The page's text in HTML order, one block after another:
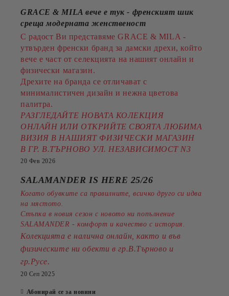
GRACE & MILA вече е тук - френският шик
среща модерната женственост
С радост Ви представяме GRACE & MILA -
утвърден френски бранд за дамски дрехи, който
вече е част от селекцията на нашият онлайн и
физически магазин.
Дрехите на бранда се отличават с
минималистичен дизайн и нежна цветова
палитра.
РАЗГЛЕДАЙТЕ НОВАТА КОЛЕКЦИЯ
ОНЛАЙН ИЛИ ОТКРИЙТЕ СВОЯТА ЛЮБИМА
ВИЗИЯ В НАШИЯТ ФИЗИЧЕСКИ МАГАЗИН
В ГР. В.ТЪРНОВО УЛ. НЕЗАВИСИМОСТ N3
20 Фев 2026
SALAMANDER IS HERE 25/26
Когато обувките са правилните, всичко друго си идва
на мястото.
Стъпка в новия сезон с новото ни попълнение
SALAMANDER - комфорт и качество с история.
Колекцията е налична онлайн, както и във
физическите ни обекти в гр.В.Търново и
гр.Русе.
20 Сеп 2025
Абонирай се за новини